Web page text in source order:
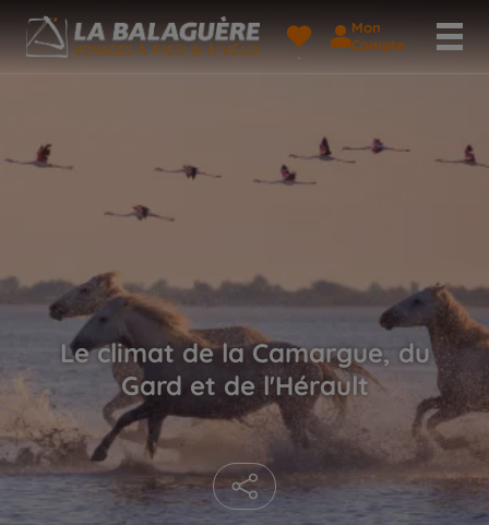
Mon
Compte
Le climat de la Camargue, du
Gard et de l'Hérault